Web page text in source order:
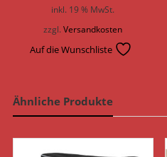
inkl. 19 % MwSt.
zzgl.Versandkosten
Auf die Wunschliste
Ähnliche Produkte